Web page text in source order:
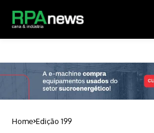
Home Edição 199